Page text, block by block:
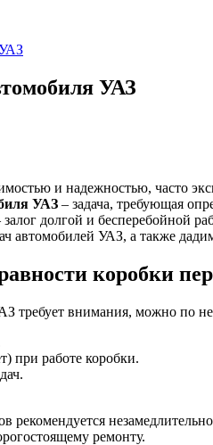
УАЗ
и надежностью, часто
УАЗ – задача, требующая
долгой и бесперебойной
автомобилей УАЗ, а также
коробки
требует внимания, можно по
при работе коробки.
рекомендуется
ремонту.